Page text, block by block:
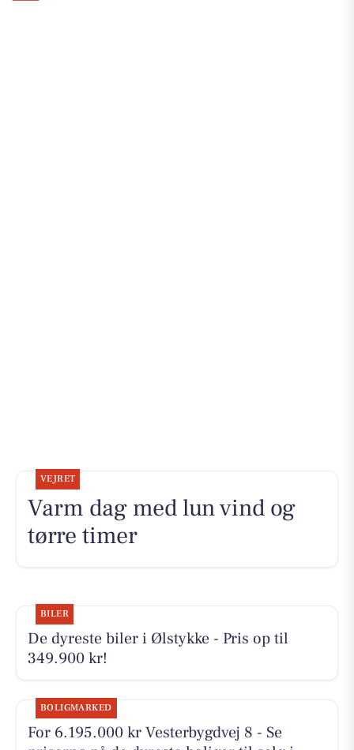
VEJRET
Varm dag med lun vind og
tørre timer
BILER
De dyreste biler i Ølstykke - Pris op til
349.900 kr!
BOLIGMARKED
For 6.195.000 kr Vesterbygdvej 8 - Se